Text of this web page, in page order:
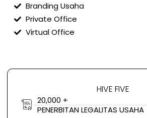
Branding Usaha
Private Office
Virtual Office
HIVE FIVE
20,000 +
PENERBITAN LEGALITAS USAHA